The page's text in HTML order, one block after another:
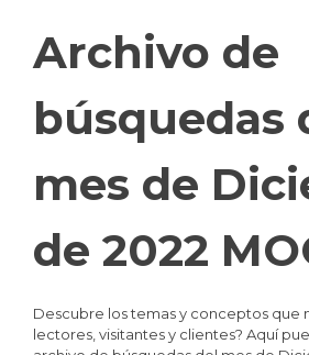
Archivo de
búsquedas
mes de
de 2022
Descubre los temas y conceptos que
lectores, visitantes y clientes? Aquí